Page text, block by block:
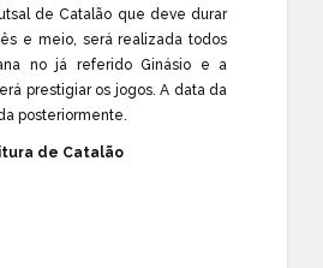
de Catalão que deve durar
e meio, será realizada todos
no já referido Ginásio e a
prestigiar os jogos. A data da
posteriormente.
de Catalão